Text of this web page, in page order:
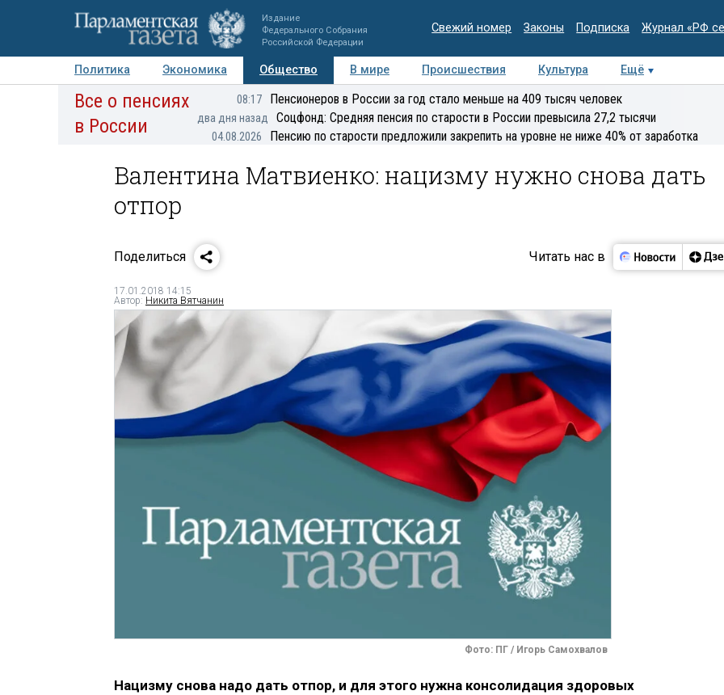
Издание
Федерального Собрания
Российской Федерации
Свежий номер Законы Подписка Журнал «РФ
Политика Экономика Общество В мире Происшествия Культура
Ещё
Авторы Персоны Мнения Регионы Медиацентр Интервью Колумнисты
Все о пенсиях
в России
08:17 Пенсионеров в России за год стало меньше на 409 тысяч человек
два дня назад Соцфонд: Средняя пенсия по старости в России превысила 27,2 тысячи
04.08.2026 Пенсию по старости предложили закрепить на уровне не ниже 40% от заработка
Валентина Матвиенко: нацизму нужно снова дать
отпор
Поделиться Читать нас в
17.01.2018 14:15
Автор: Никита Вятчанин
Фото: ПГ / Игорь Самохвалов
Нацизму снова надо дать отпор, и для этого нужна консолидация здоровых